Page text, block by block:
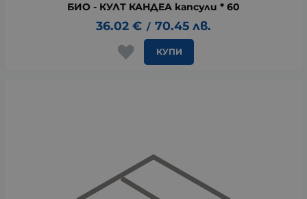
БИО - КУЛТ КАНДЕА капсули * 60
36.02 € / 70.45 лв.
КУПИ